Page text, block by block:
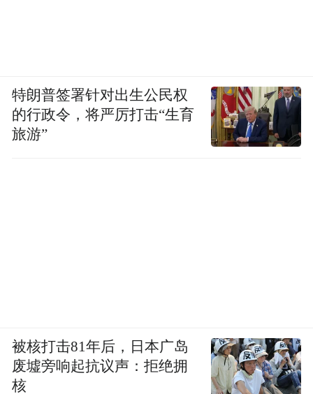
特朗普签署针对出生公民权
的行政令，将严厉打击“生育
旅游”
被核打击81年后，日本广岛
废墟旁响起抗议声：拒绝拥
核